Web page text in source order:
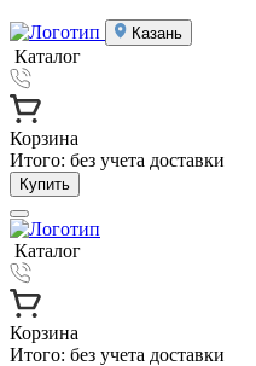
Казань
Каталог
Корзина
Итого: без учета доставки
Купить
Каталог
Корзина
Итого: без учета доставки